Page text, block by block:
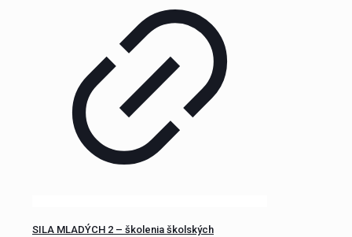
SILA MLADÝCH 2 – školenia školských